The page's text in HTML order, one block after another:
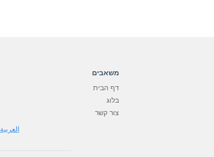
משאבים
דף הבית
בלוג
צור קשר
العربية